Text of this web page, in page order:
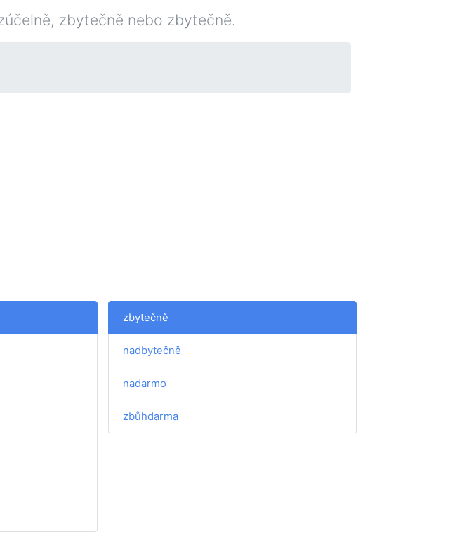
zbytečně nebo zbytečně.
zbytečně
nadbytečně
nadarmo
zbůhdarma